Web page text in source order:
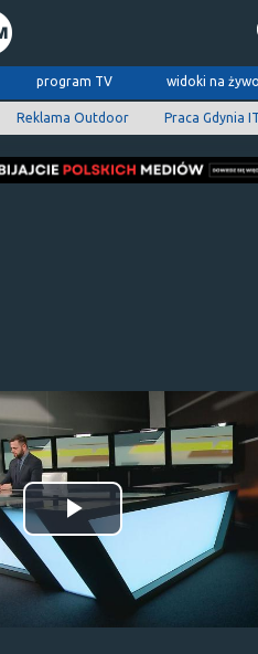
program TV widoki na
Reklama Outdoor Praca Gdynia
Odtwórz
wideo